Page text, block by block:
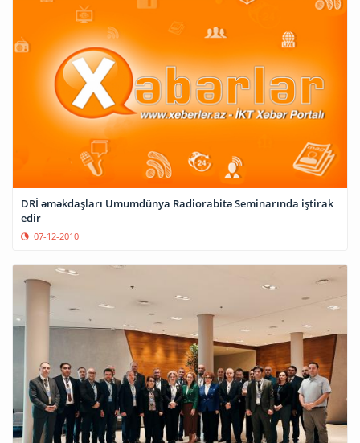
DRİ əməkdaşları Ümumdünya Radiorabitə Seminarında iştirak
edir
07-12-2010